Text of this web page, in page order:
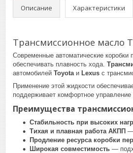
Описание Характеристики
Трансмиссионное масло
Современные автоматические
обеспечивать плавность хода.
автомобилей Toyotaи Lexus с
Применение этой жидкости
поддерживает комфортное
Преимущества
Стабильность при высоких
Тихая и плавная работа АКПП —
Продление ресурса коробки
Широкая совместимость —